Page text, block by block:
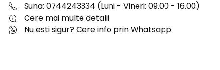
Suna: 0744243334 (Luni - Vineri: 09.00 - 16.00)
Cere mai multe detalii
Nu esti sigur? Cere info prin Whatsapp